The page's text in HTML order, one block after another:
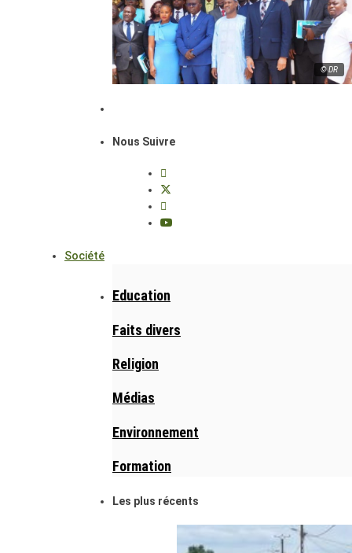
© DR
Nous Suivre
Société
Education
Faits divers
Religion
Médias
Environnement
Formation
Les plus récents